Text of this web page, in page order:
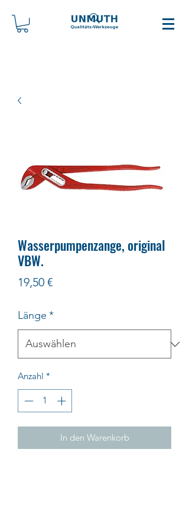
Wasserpumpenzange, original
VBW.
19,50 €Preis
Länge *
Anzahl *
In den Warenkorb